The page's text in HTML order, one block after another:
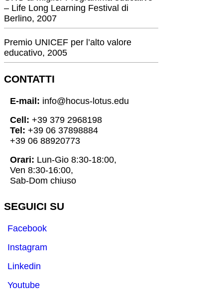
– Life Long Learning Festival di
Berlino, 2007
Premio UNICEF per l’alto valore
educativo, 2005
CONTATTI
E-mail: info@hocus-lotus.edu
Cell: +39 379 2968198
Tel: +39 06 37898884
+39 06 88920773
Orari: Lun-Gio 8:30-18:00,
Ven 8:30-16:00,
Sab-Dom chiuso
SEGUICI SU
Facebook
Instagram
Linkedin
Youtube